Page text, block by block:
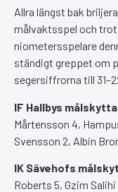
Allra längst bak
målvaktsspel och
niometersspelare
ständigt greppet om
segersiffrorna till
IF Hallbys
Mårtensson 4,
Svensson 2, Albin
IK Sävehofs
Roberts 5, Gzim